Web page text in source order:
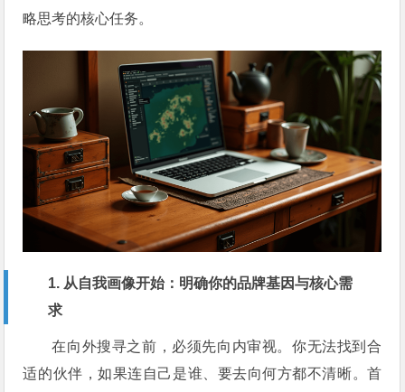
略思考的核心任务。
1. 从自我画像开始：明确你的品牌基因与核心需
求
在向外搜寻之前，必须先向内审视。你无法找到合
适的伙伴，如果连自己是谁、要去向何方都不清晰。首